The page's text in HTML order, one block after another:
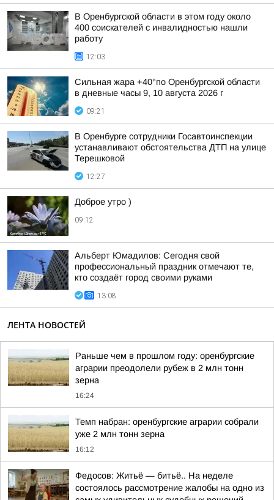
В Оренбургской области в этом году около
400 соискателей с инвалидностью нашли
работу
12:03
Сильная жара +40°по Оренбургской области
в дневные часы 9, 10 августа 2026 г
09:21
В Оренбурге сотрудники Госавтоинспекции
устанавливают обстоятельства ДТП на улице
Терешковой
12:27
Доброе утро )
09:12
Альберт Юмадилов: Сегодня свой
профессиональный праздник отмечают те,
кто создаёт город своими руками
13:08
ЛЕНТА НОВОСТЕЙ
Раньше чем в прошлом году: оренбургские
аграрии преодолели рубеж в 2 млн тонн
зерна
16:24
Темп набран: оренбургские аграрии собрали
уже 2 млн тонн зерна
16:12
Федосов: Житьё — битьё.. На неделе
состоялось рассмотрение жалобы на одно из